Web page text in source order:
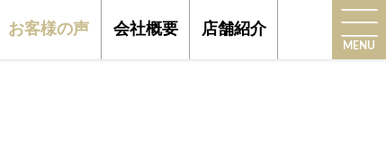
MENU
お客様の声 会社概要 店舗紹介